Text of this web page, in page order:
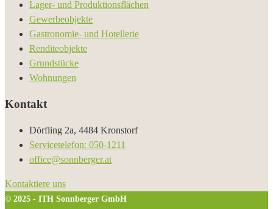
Lager- und Produktionsflächen
Gewerbeobjekte
Gastronomie- und Hotellerie
Renditeobjekte
Grundstücke
Wohnungen
Kontakt
Dörfling 2a, 4484 Kronstorf
Servicetelefon: 050-1211
office@sonnberger.at
Kontaktiere uns
© 2025 - ITH Sonnberger GmbH